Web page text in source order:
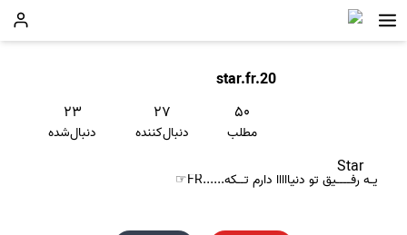
star.fr.20
۵۰
مطلب
۲۷
دنبال‌کننده
۲۳
دنبال‌شده
Star
یـه رفــــیق تو دنیااااا دارم تــکه......FR☞